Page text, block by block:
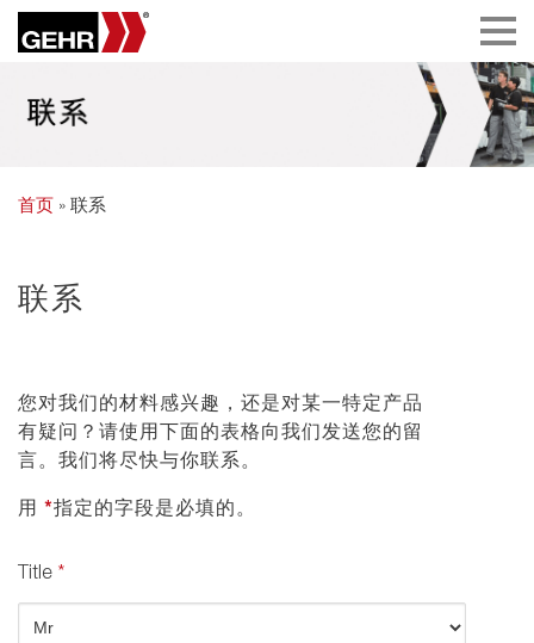
首页 » 联系
联系
您对我们的材料感兴趣，还是对某一特定产品
有疑问？请使用下面的表格向我们发送您的留
言。我们将尽快与你联系。
用 *指定的字段是必填的。
Title *